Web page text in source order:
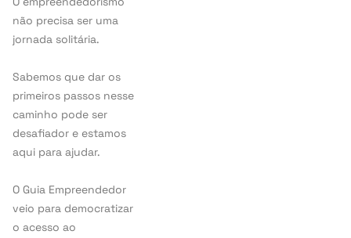
não precisa ser uma
jornada solitária.
Sabemos que dar os
primeiros passos nesse
caminho pode ser
desafiador e estamos
aqui para ajudar.
O Guia Empreendedor
veio para democratizar
o acesso ao